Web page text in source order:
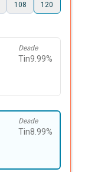
108 120
Desde
Tin9.99%
Desde
Tin8.99%